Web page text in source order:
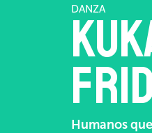
DANZA
Humanos